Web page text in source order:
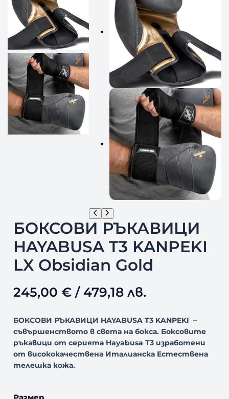
БОКСОВИ РЪКАВИЦИ
HAYABUSA T3 KANPEKI
LX Obsidian Gold
245,00 €/ 479,18 лв.
БОКСОВИ РЪКАВИЦИ HAYABUSA T3 KANPEKI –
съвършенството в света на бокса. Боксовите
ръкавици от серията Hayabusa Т3 изработени
от висококачествена Италианска Естествена
телешка кожа.